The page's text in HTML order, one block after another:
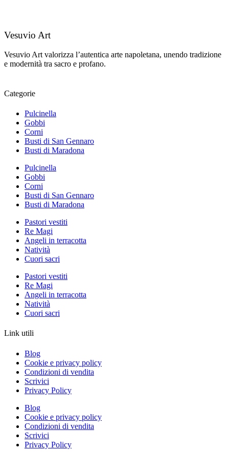
Vesuvio Art
Vesuvio Art valorizza l’autentica arte napoletana, unendo tradizione
e modernità tra sacro e profano.
Categorie
Pulcinella
Gobbi
Corni
Busti di San Gennaro
Busti di Maradona
Pulcinella
Gobbi
Corni
Busti di San Gennaro
Busti di Maradona
Pastori vestiti
Re Magi
Angeli in terracotta
Natività
Cuori sacri
Pastori vestiti
Re Magi
Angeli in terracotta
Natività
Cuori sacri
Link utili
Blog
Cookie e privacy policy
Condizioni di vendita
Scrivici
Privacy Policy
Blog
Cookie e privacy policy
Condizioni di vendita
Scrivici
Privacy Policy